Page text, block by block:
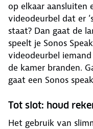
op elkaar aansluiten
videodeurbel dat er
staat? Dan gaat de
speelt je Sonos
videodeurbel
de kamer branden.
gaat een Sonos
Tot slot: houd
Het gebruik van